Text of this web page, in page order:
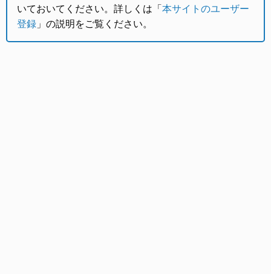
いておいてください。詳しくは「本サイトのユーザー
登録 」の説明をご覧ください。